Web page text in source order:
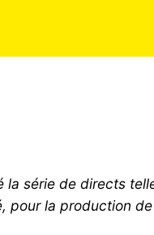
la série de directs
la production